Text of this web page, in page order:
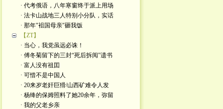
· 代考俄语，八年寒窗终于派上用场
· 法卡山战地三人特别小分队，实话
· 那年"袓国母亲"砸我饭
【ZT】
· 当心，我党虽远必诛！
· 傅冬菊留下的三封“死后拆阅”遗书
· 富人没有祖囯
· 可惜不是中国人
· 20来岁老奸巨猾/山西矿难令人发
· 杨绛的保姆照料了她20余年，弥留
· 我的父老乡亲